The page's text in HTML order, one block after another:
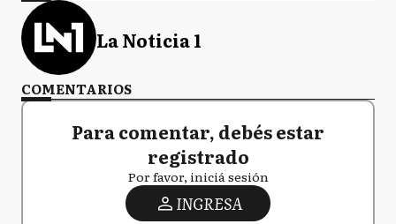
La Noticia 1
COMENTARIOS
Para comentar, debés estar
registrado
Por favor, iniciá sesión
INGRESA